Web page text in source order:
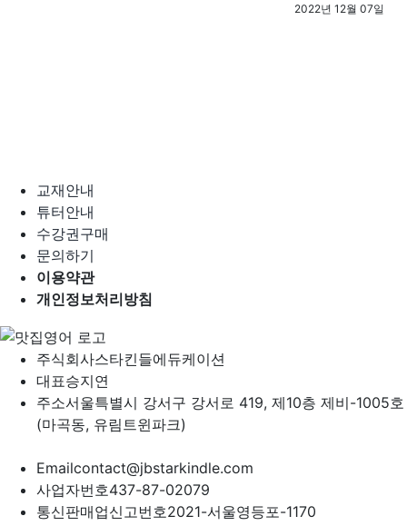
2022년 12월 07일
교재안내
튜터안내
수강권구매
문의하기
이용약관
개인정보처리방침
주식회사스타킨들에듀케이션
대표승지연
주소서울특별시 강서구 강서로 419, 제10층 제비-1005호
(마곡동, 유림트윈파크)
Emailcontact@jbstarkindle.com
사업자번호437-87-02079
통신판매업신고번호2021-서울영등포-1170